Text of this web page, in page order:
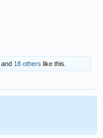
and 18 others like this.